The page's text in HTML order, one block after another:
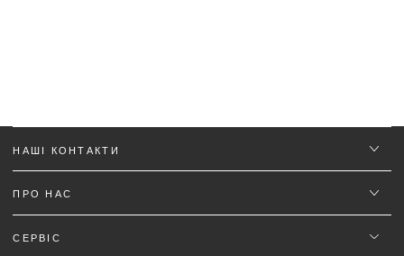
Email
НАШІ КОНТАКТИ
ПРО НАС
СЕРВІС